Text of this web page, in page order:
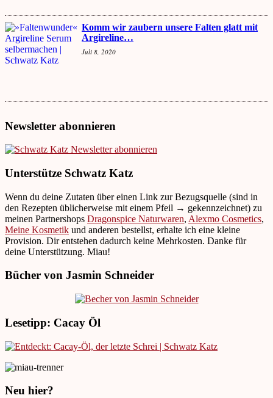
Komm wir zaubern unsere Falten glatt mit
Argireline…
Juli 8, 2020
Newsletter abonnieren
Unterstütze Schwatz Katz
Wenn du deine Zutaten über einen Link zur Bezugsquelle (sind in
den Rezepten üblicherweise mit einem Pfeil → gekennzeichnet) zu
meinen Partnershops Dragonspice Naturwaren, Alexmo Cosmetics,
Meine Kosmetik und anderen bestellst, erhalte ich eine kleine
Provision. Dir entstehen dadurch keine Mehrkosten. Danke für
deine Unterstützung. Miau!
Bücher von Jasmin Schneider
Lesetipp: Cacay Öl
Neu hier?